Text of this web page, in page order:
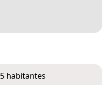
habitantes